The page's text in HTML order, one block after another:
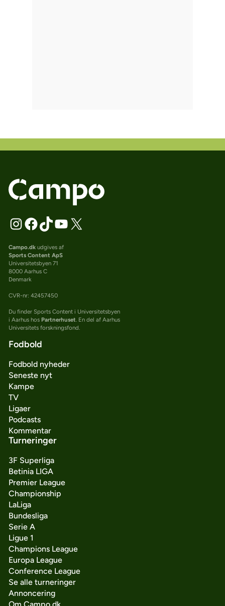
Campo.dkudgives af
Sports Content ApS
Universitetsbyen 71
8000 Aarhus C
Denmark
CVR-nr: 42457450
Du finder Sports Content i Universitetsbyen
i Aarhus hos Partnerhuset. En del af Aarhus
Universitets forskningsfond.
Fodbold
Fodbold nyheder
Seneste nyt
Kampe
TV
Ligaer
Podcasts
Kommentar
Turneringer
3F Superliga
Betinia LIGA
Premier League
Championship
LaLiga
Bundesliga
Serie A
Ligue 1
Champions League
Europa League
Conference League
Se alle turneringer
Annoncering